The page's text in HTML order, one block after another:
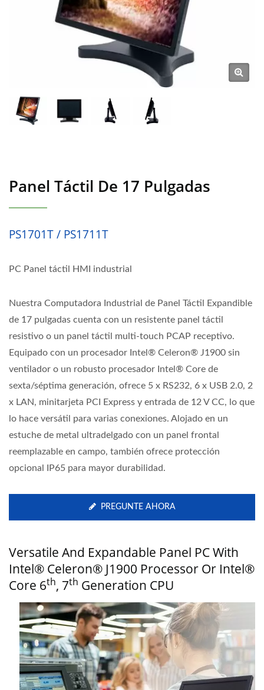
Panel Táctil De 17 Pulgadas
PS1701T / PS1711T
PC Panel táctil HMI industrial
Nuestra Computadora Industrial de Panel Táctil Expandible
de 17 pulgadas cuenta con un resistente panel táctil
resistivo o un panel táctil multi-touch PCAP receptivo.
Equipado con un procesador Intel® Celeron® J1900 sin
ventilador o un robusto procesador Intel® Core de
sexta/séptima generación, ofrece 5 x RS232, 6 x USB 2.0, 2
x LAN, minitarjeta PCI Express y entrada de 12 V CC, lo que
lo hace versátil para varias conexiones. Alojado en un
estuche de metal ultradelgado con un panel frontal
reemplazable en campo, también ofrece protección
opcional IP65 para mayor durabilidad.
PREGUNTE AHORA
Versatile And Expandable Panel PC With
Intel® Celeron® J1900 Processor Or Intel®
Core 6Th, 7Th Generation CPU